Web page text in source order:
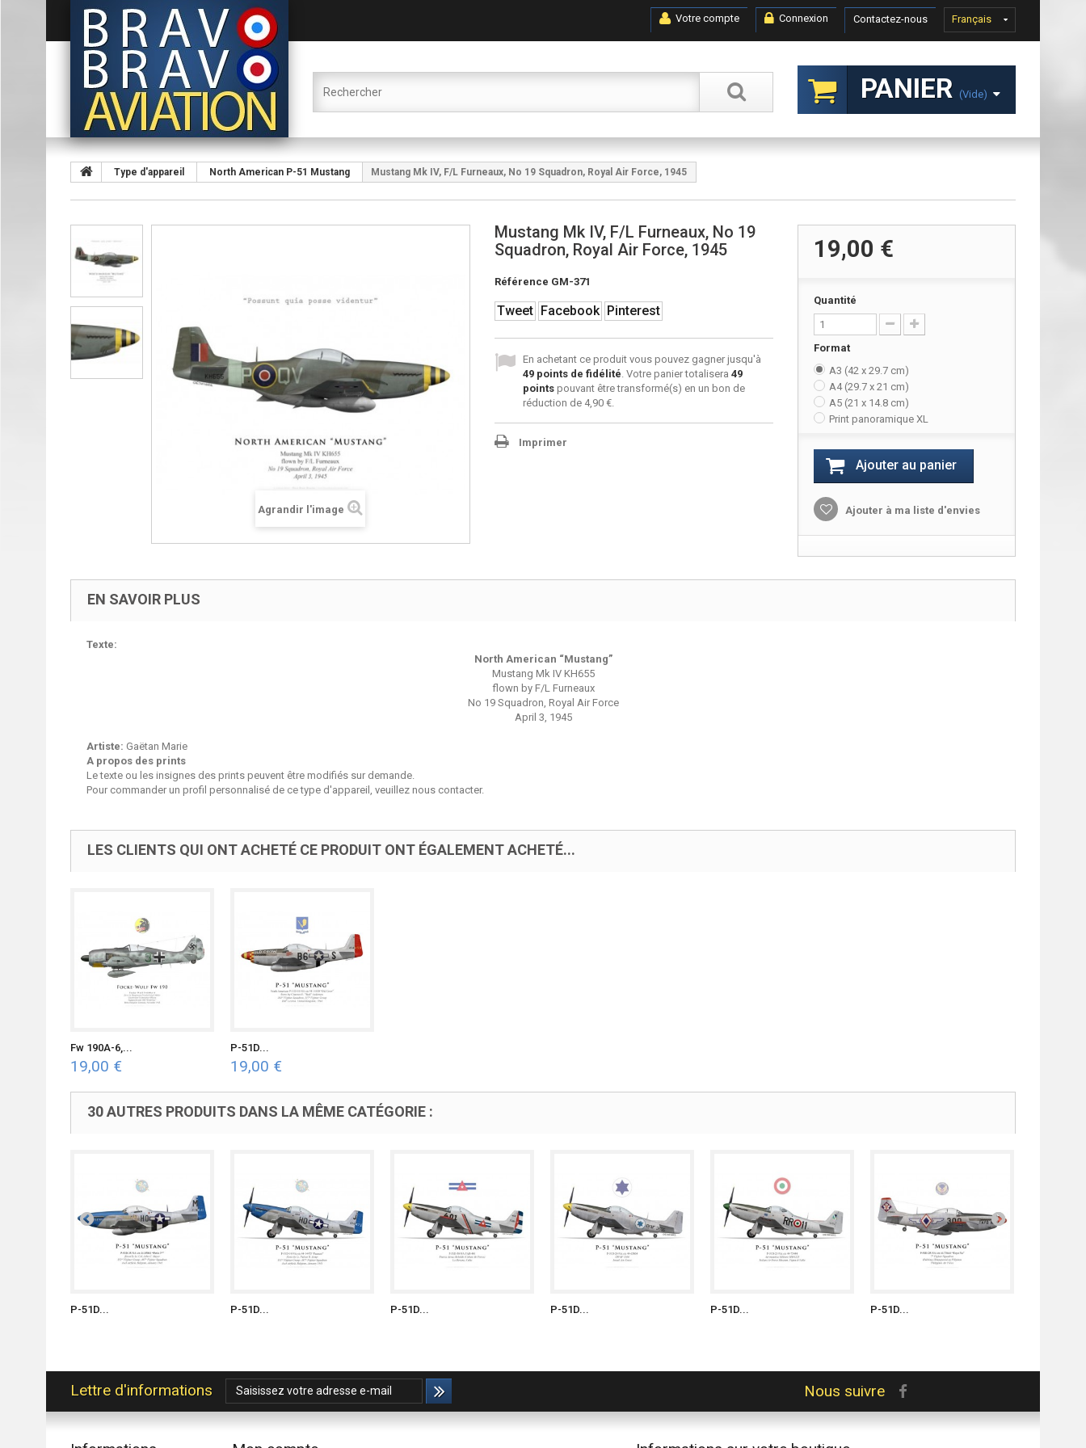
Français
Contactez-nous
Connexion
Votre compte
PANIER (vide)
Type d'appareil North American P-51 Mustang Mustang Mk IV, F/L Furneaux, No 19 Squadron, Royal Air Force, 1945
Agrandir l'image
Mustang Mk IV, F/L Furneaux, No 19
Squadron, Royal Air Force, 1945
Référence GM-371
Tweet Facebook Pinterest
En achetant ce produit vous pouvez gagner jusqu'à
49points de fidélité. Votre panier totalisera 49
pointspouvant être transformé(s) en un bon de
réduction de 4,90 €.
Imprimer
19,00 €
Quantité
Format
A3 (42 x 29.7 cm)
A4 (29.7 x 21 cm)
A5 (21 x 14.8 cm)
Print panoramique XL
Ajouter au panier
Ajouter à ma liste d'envies
EN SAVOIR PLUS
Texte:
North American “Mustang”
Mustang Mk IV KH655
flown by F/L Furneaux
No 19 Squadron, Royal Air Force
April 3, 1945
Artiste: Gaëtan Marie
A propos des prints
Le texte ou les insignes des prints peuvent être modifiés sur demande.
Pour commander un profil personnalisé de ce type d'appareil, veuillez nous contacter.
LES CLIENTS QUI ONT ACHETÉ CE PRODUIT ONT ÉGALEMENT ACHETÉ...
Fw 190A-6,...
19,00 €
P-51D...
19,00 €
30 AUTRES PRODUITS DANS LA MÊME CATÉGORIE :
P-51D... P-51D... P-51D... P-51D... P-51D... P-51D...
Lettre d'informations Nous suivre